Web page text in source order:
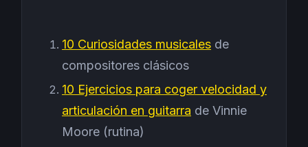
10 Curiosidades musicales de
compositores clásicos
10 Ejercicios para coger velocidad y
articulación en guitarra de Vinnie
Moore (rutina)